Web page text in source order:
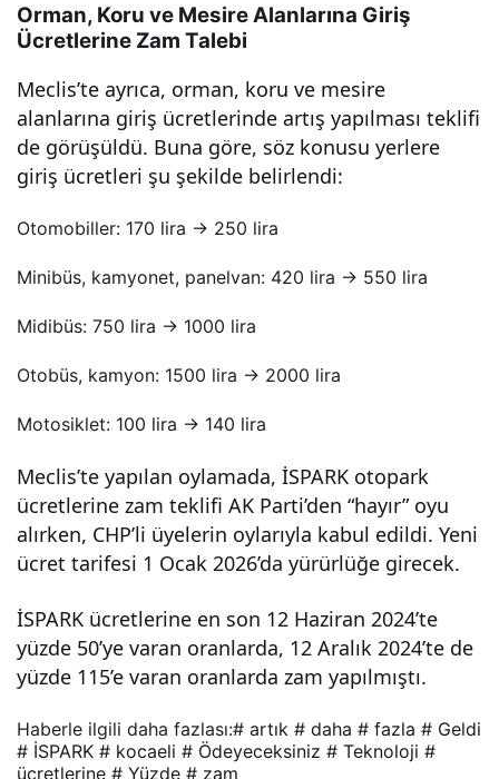
Orman, Koru ve Mesire Alanlarına Giriş
Ücretlerine Zam Talebi
Meclis’te ayrıca, orman, koru ve mesire
alanlarına giriş ücretlerinde artış yapılması teklifi
de görüşüldü. Buna göre, söz konusu yerlere
giriş ücretleri şu şekilde belirlendi:
Otomobiller: 170 lira → 250 lira
Minibüs, kamyonet, panelvan: 420 lira → 550 lira
Midibüs: 750 lira → 1000 lira
Otobüs, kamyon: 1500 lira → 2000 lira
Motosiklet: 100 lira → 140 lira
Meclis’te yapılan oylamada, İSPARK otopark
ücretlerine zam teklifi AK Parti’den “hayır” oyu
alırken, CHP’li üyelerin oylarıyla kabul edildi. Yeni
ücret tarifesi 1 Ocak 2026’da yürürlüğe girecek.
İSPARK ücretlerine en son 12 Haziran 2024’te
yüzde 50’ye varan oranlarda, 12 Aralık 2024’te de
yüzde 115’e varan oranlarda zam yapılmıştı.
Haberle ilgili daha fazlası:# artık # daha # fazla # Geldi
# İSPARK # kocaeli # Ödeyeceksiniz # Teknoloji #
ücretlerine # Yüzde # zam